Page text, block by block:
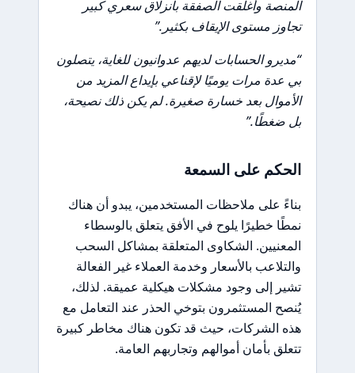
المنصة وأُغلقت الصفقة بانزلاق سعري كبير
تجاوز مستوى الإيقاف بكثير.”
“مديرو الحسابات لديهم عدوانيون للغاية، يتصلون
بي عدة مرات يوميًا لإقناعي بإيداع المزيد من
الأموال بعد خسارة صغيرة. لم يكن ذلك نصيحة،
بل ضغطًا.”
الحكم على السمعة
بناءً على ملاحظات المستخدمين، يبدو أن هناك
نمطًا خطيرًا يلوح في الأفق يتعلق بالوسطاء
المعنيين. الشكاوى المتعلقة بمشاكل السحب
والتلاعب بالأسعار وخدمة العملاء غير الفعالة
تشير إلى وجود مشكلات هيكلية عميقة. لذلك،
يُنصح المستثمرون بتوخي الحذر عند التعامل مع
هذه الشركات، حيث قد تكون هناك مخاطر كبيرة
تتعلق بأمان أموالهم وتجاربهم العامة.